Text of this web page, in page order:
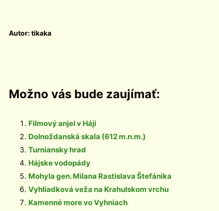
Autor: tikaka
Možno vás bude zaujímať:
Filmový anjel v Háji
Dolnoždanská skala (612 m.n.m.)
Turniansky hrad
Hájske vodopády
Mohyla gen. Milana Rastislava Štefánika
Vyhliadková veža na Krahulskom vrchu
Kamenné more vo Vyhniach